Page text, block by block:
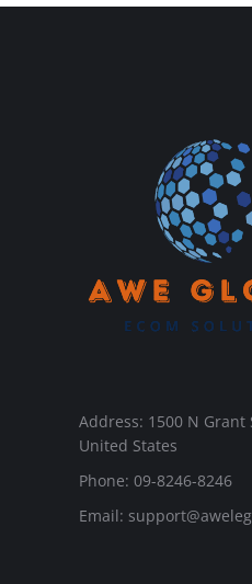
Address: 1500 N Grant
United States
Phone: 09-8246-8246
Email: